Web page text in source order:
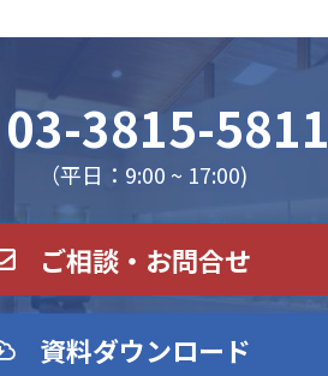
03-3815-5811
（平日：9:00 ~ 17:00)
ご相談・お問合せ
資料ダウンロード